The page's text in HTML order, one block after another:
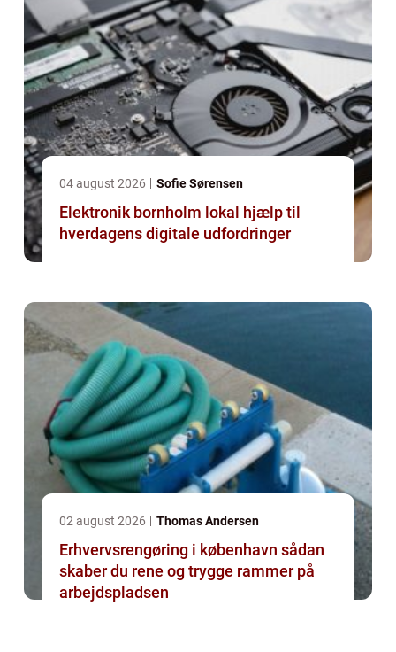
04 august 2026 Sofie Sørensen
Elektronik bornholm lokal hjælp til
hverdagens digitale udfordringer
02 august 2026 Thomas Andersen
Erhvervsrengøring i københavn sådan
skaber du rene og trygge rammer på
arbejdspladsen